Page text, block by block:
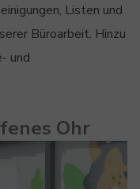
Listen und
Büroarbeit. Hinzu
und
Ohr